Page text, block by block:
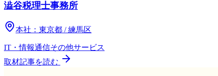
澁谷税理士事務所
本社： 東京都 / 練馬区
IT・情報通信その他サービス
取材記事を読む